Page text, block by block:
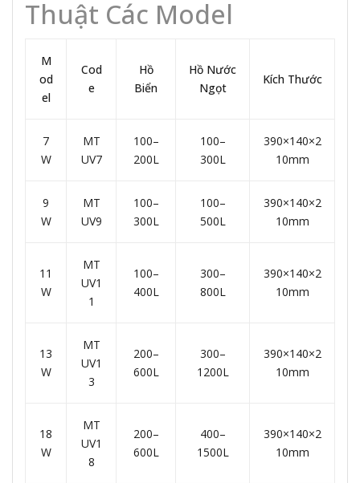
Thuật Các Model
M
od
el
Cod
e
Hồ
Biển
Hồ Nước
Ngọt
Kích Thước
7
W
MT
UV7
100–
200L
100–
300L
390×140×2
10mm
9
W
MT
UV9
100–
300L
100–
500L
390×140×2
10mm
11
W
MT
UV1
1
100–
400L
300–
800L
390×140×2
10mm
13
W
MT
UV1
3
200–
600L
300–
1200L
390×140×2
10mm
18
W
MT
UV1
8
200–
600L
400–
1500L
390×140×2
10mm